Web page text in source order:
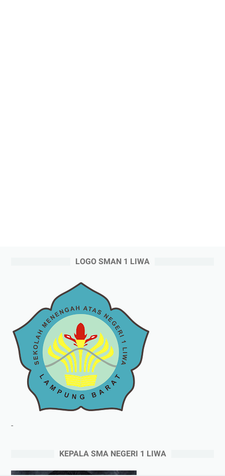
LOGO SMAN 1 LIWA
-
KEPALA SMA NEGERI 1 LIWA